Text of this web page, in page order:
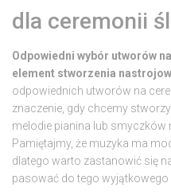
dla ceremonii
Odpowiedni wybór utworów
element stworzenia
odpowiednich utworów na
znaczenie, gdy chcemy
melodie pianina lub smyczków
Pamiętajmy, że muzyka ma
dlatego warto zastanowić się
pasować do tego wyjątkowego